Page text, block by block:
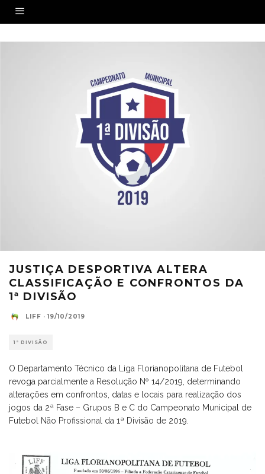
JUSTIÇA DESPORTIVA ALTERA
CLASSIFICAÇÃO E CONFRONTOS DA
1ª DIVISÃO
LIFF · 19/10/2019
1ª DIVISÃO
O Departamento Técnico da Liga Florianopolitana de Futebol
revoga parcialmente a Resolução Nº 14/2019, determinando
alterações em confrontos, datas e locais para realização dos
jogos da 2ª Fase – Grupos B e C do Campeonato Municipal de
Futebol Não Profissional da 1ª Divisão de 2019.